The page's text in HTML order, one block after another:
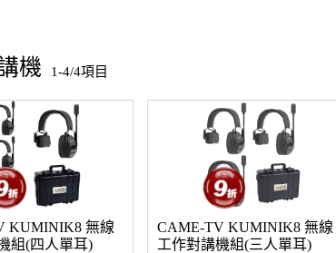
機 1-4/4項目
KUMINIK8 無線
組(四人單耳)
CAME-TV KUMINIK8 無線
工作對講機組(三人單耳)